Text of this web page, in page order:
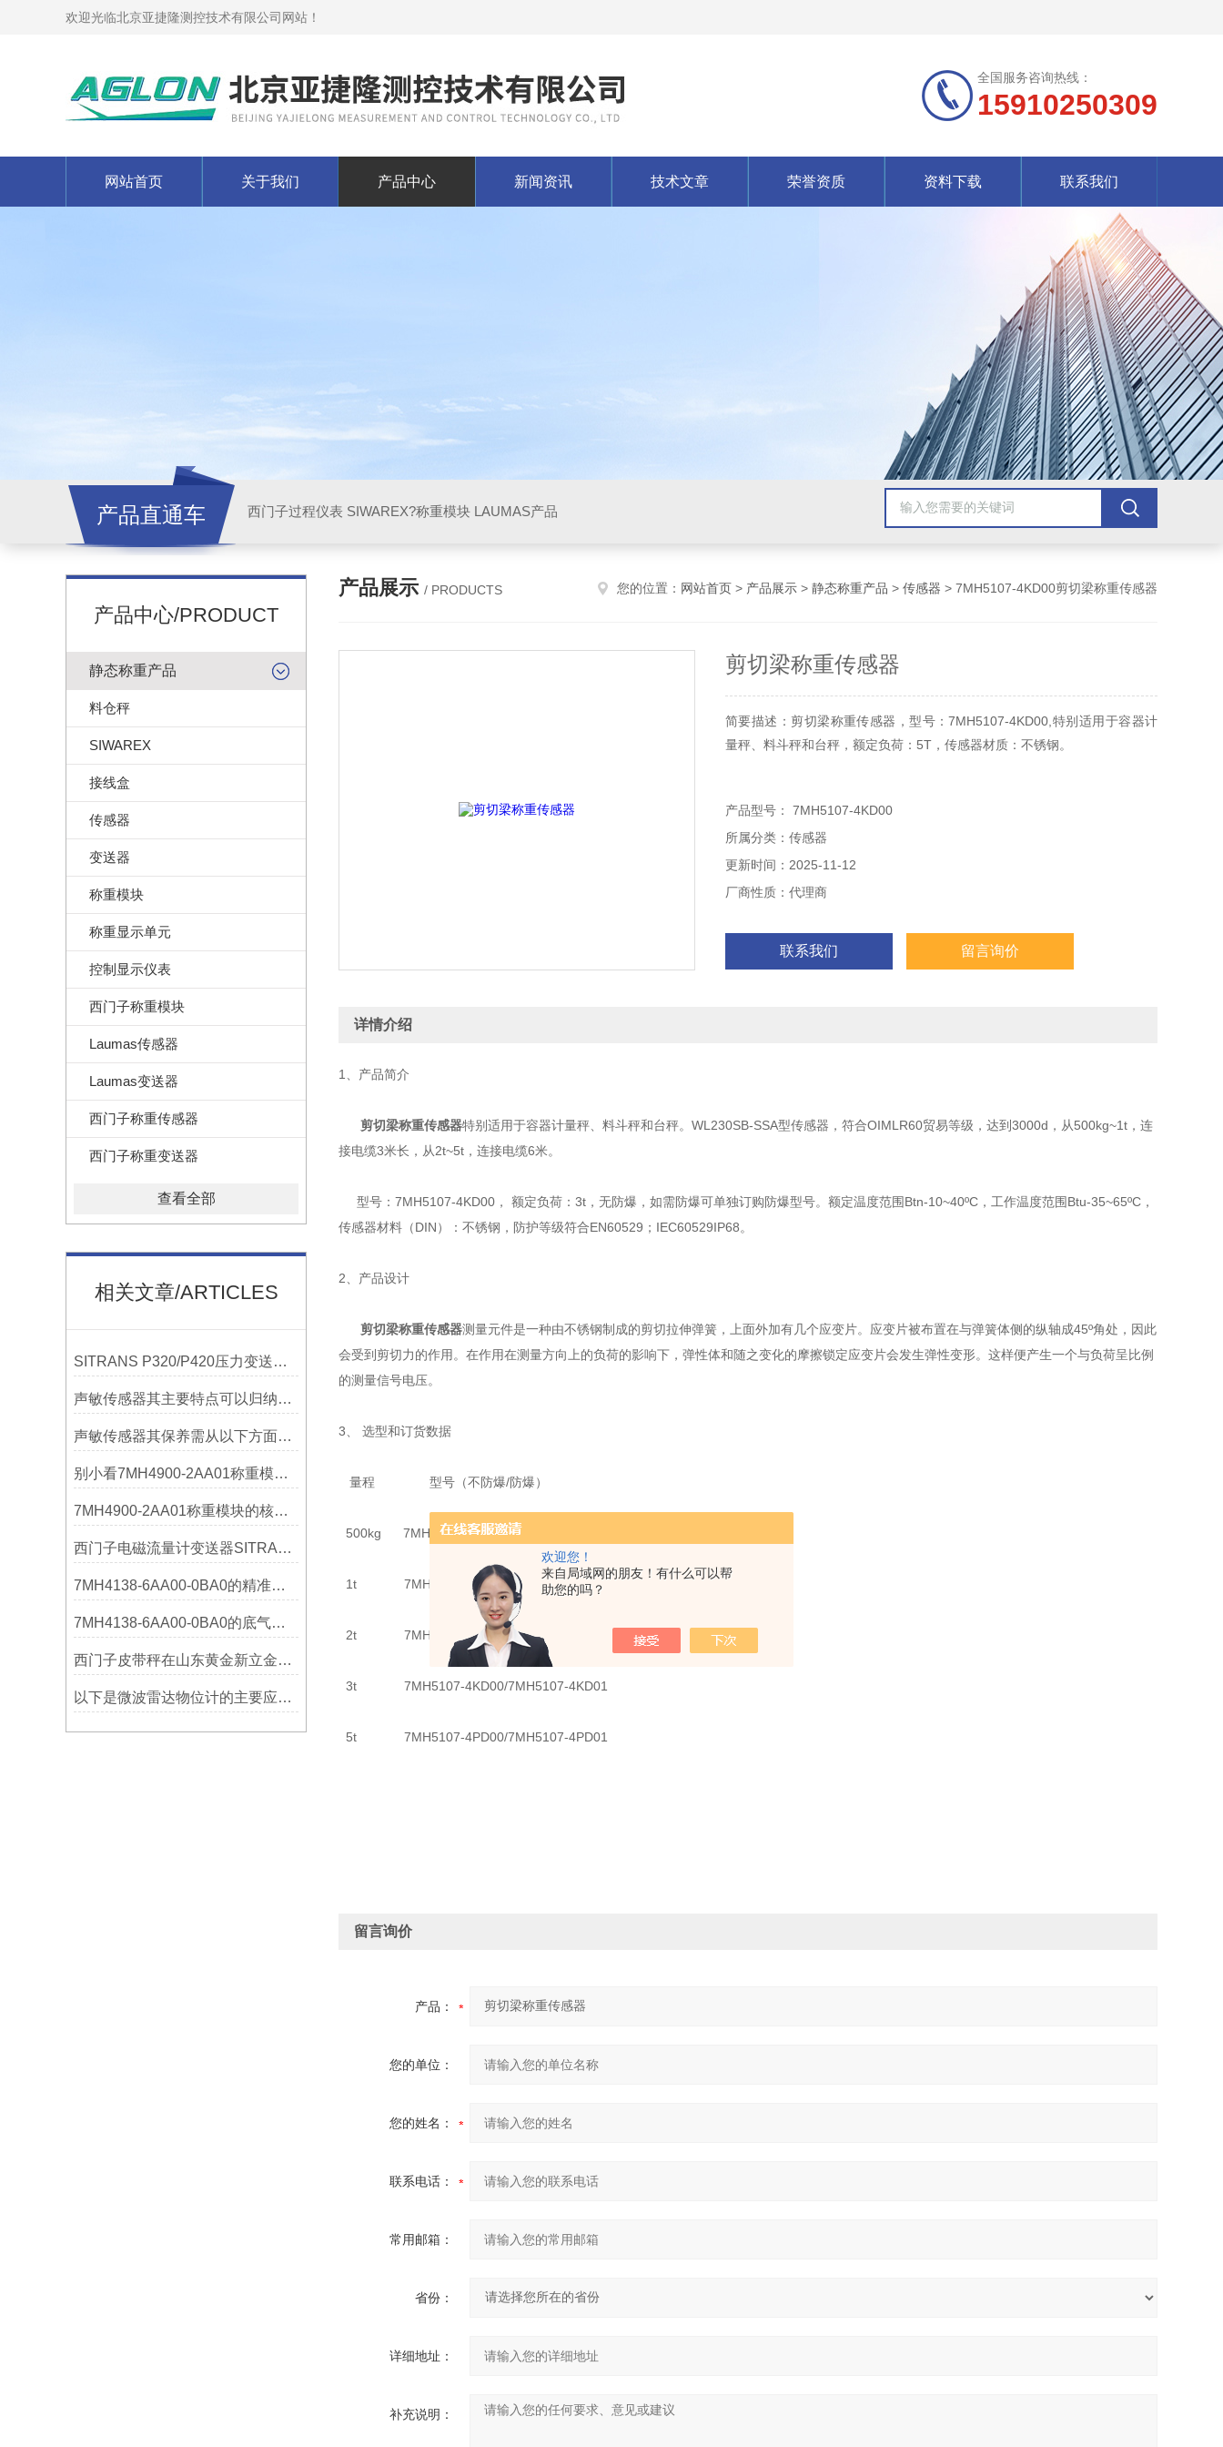
欢迎您！
来自局域网的朋友！有什么可以帮
助您的吗？
欢迎光临北京亚捷隆测控技术有限公司网站！
全国服务咨询热线：
15910250309
网站首页 关于我们 产品中心 新闻资讯 技术文章 荣誉资质 资料下载 联系我们
产品直通车 西门子过程仪表 SIWAREX?称重模块 LAUMAS产品
产品中心/PRODUCT
静态称重产品
料仓秤
SIWAREX
接线盒
传感器
变送器
称重模块
称重显示单元
控制显示仪表
西门子称重模块
Laumas传感器
Laumas变送器
西门子称重传感器
西门子称重变送器
查看全部
相关文章/ARTICLES
SITRANS P320/P420压力变送器概述
声敏传感器其主要特点可以归纳为以下几个核心维度
声敏传感器其保养需从以下方面入手
别小看7MH4900-2AA01称重模块！这些你日常接触的领域，早已离不开它
7MH4900-2AA01称重模块的核心亮点，藏着让效率翻倍的“关键密码”
西门子电磁流量计变送器SITRANS FMT020的功能
7MH4138-6AA00-0BA0的精准从何而来？关键组成部分，藏着答案！
7MH4138-6AA00-0BA0的底气：这些核心功能，让精准称重不再是难题
西门子皮带秤在山东黄金新立金矿的成功应用
以下是微波雷达物位计的主要应用领域及具体场景分析
产品展示 / PRODUCTS 您的位置： 网站首页 > 产品展示 > 静态称重产品 > 传感器 > 7MH5107-4KD00剪切梁称重传感器
剪切梁称重传感器
简要描述：剪切梁称重传感器，型号：7MH5107-4KD00,特别适用于容器计
量秤、料斗秤和台秤，额定负荷：5T，传感器材质：不锈钢。
产品型号： 7MH5107-4KD00
所属分类：传感器
更新时间：2025-11-12
厂商性质：代理商
联系我们 留言询价
详情介绍
1、产品简介
剪切梁称重传感器特别适用于容器计量秤、料斗秤和台秤。WL230SB-SSA型传感器，符合OIMLR60贸易等级，达到3000d，从500kg~1t，连
接电缆3米长，从2t~5t，连接电缆6米。
型号：7MH5107-4KD00， 额定负荷：3t，无防爆，如需防爆可单独订购防爆型号。额定温度范围Btn-10~40ºC，工作温度范围Btu-35~65ºC，
传感器材料（DIN）：不锈钢，防护等级符合EN60529；IEC60529IP68。
2、产品设计
剪切梁称重传感器测量元件是一种由不锈钢制成的剪切拉伸弹簧，上面外加有几个应变片。应变片被布置在与弹簧体侧的纵轴成45º角处，因此
会受到剪切力的作用。在作用在测量方向上的负荷的影响下，弹性体和随之变化的摩擦锁定应变片会发生弹性变形。这样便产生一个与负荷呈比例
的测量信号电压。
3、 选型和订货数据
量程 型号（不防爆/防爆）
500kg 7MH5107-3PD00/7MH5107-3PD01
1t 7MH5107-4AD00/7MH5107-4AD01
2t 7MH5107-4GD00/7MH5107-4GD01
3t 7MH5107-4KD00/7MH5107-4KD01
5t 7MH5107-4PD00/7MH5107-4PD01
留言询价
产品：
您的单位：
您的姓名：
联系电话：
常用邮箱：
省份：
详细地址：
补充说明：